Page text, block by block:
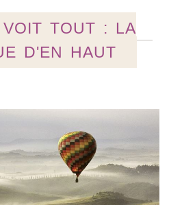
TOUT : LA
D'EN HAUT